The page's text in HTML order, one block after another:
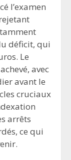
l’examen
déficit, qui
Le
avec
avant le
cruciaux
arrêts
ce qui